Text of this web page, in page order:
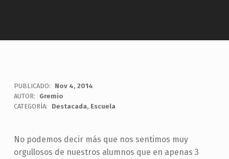
PUBLICADO:
Nov 4, 2014
AUTOR:
Gremio
CATEGORÍA:
Destacada, Escuela
No podemos decir más que nos sentimos muy
orgullosos de nuestros alumnos que en apenas 3